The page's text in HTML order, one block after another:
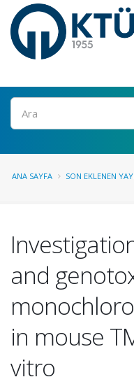
Ara
ANA SAYFA SON EKLENEN
and
in mouse
vitro